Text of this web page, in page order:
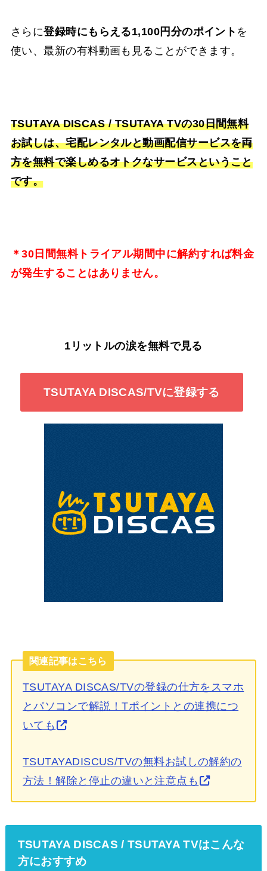
さらに登録時にもらえる1,100円分のポイント を
使い、最新の有料動画も見ることができます。
TSUTAYA DISCAS / TSUTAYA TVの30日間無料
お試しは、宅配レンタルと動画配信サービスを両
方を無料で楽しめるオトクなサービスということ
です。
＊30日間無料トライアル期間中に解約すれば料金
が発生することはありません。
1リットルの涙を無料で見る
TSUTAYA DISCAS/TVに登録する
関連記事はこちら
TSUTAYA DISCAS/TVの登録の仕方をスマホ
とパソコンで解説！Tポイントとの連携につ
いても
TSUTAYADISCUS/TVの無料お試しの解約の
方法！解除と停止の違いと注意点も
TSUTAYA DISCAS / TSUTAYA TVはこんな
方におすすめ